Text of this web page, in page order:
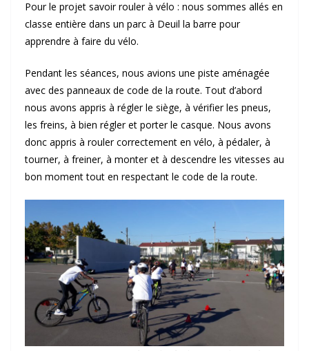
Pour le projet savoir rouler à vélo : nous sommes allés en
classe entière dans un parc à Deuil la barre pour
apprendre à faire du vélo.
Pendant les séances, nous avions une piste aménagée
avec des panneaux de code de la route. Tout d’abord
nous avons appris à régler le siège, à vérifier les pneus,
les freins, à bien régler et porter le casque. Nous avons
donc appris à rouler correctement en vélo, à pédaler, à
tourner, à freiner, à monter et à descendre les vitesses au
bon moment tout en respectant le code de la route.